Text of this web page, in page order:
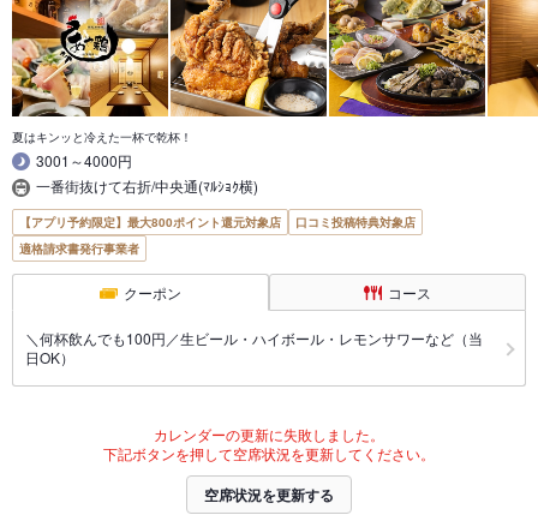
夏はキンッと冷えた一杯で乾杯！
3001～4000円
一番街抜けて右折/中央通(ﾏﾙｼｮｸ横)
【アプリ予約限定】最大800ポイント還元対象店
口コミ投稿特典対象店
適格請求書発行事業者
クーポン コース
＼何杯飲んでも100円／生ビール・ハイボール・レモンサワーなど（当
日OK）
カレンダーの更新に失敗しました。
下記ボタンを押して空席状況を更新してください。
空席状況を更新する